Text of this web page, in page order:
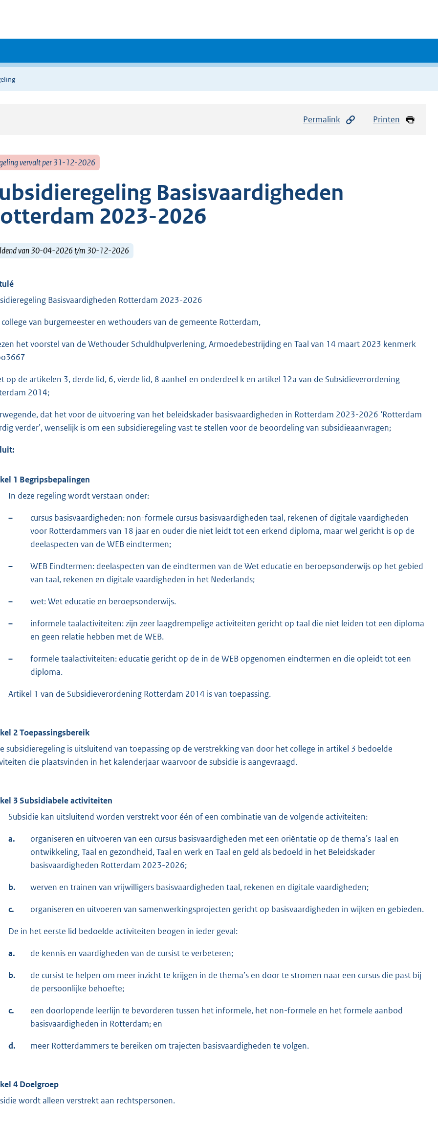
Permalink Printen
vervalt per 31-12-2026
Basisvaardigheden
2023-2026
van 30-04-2026 t/m 30-12-2026
Basisvaardigheden Rotterdam 2023-2026
van burgemeester en wethouders van de gemeente Rotterdam,
het voorstel van de Wethouder Schuldhulpverlening, Armoedebestrijding en Taal van 14 maart 2023 kenmerk
op de artikelen 3, derde lid, 6, vierde lid, 8 aanhef en onderdeel k en artikel 12a van de Subsidieverordening
2014;
dat het voor de uitvoering van het beleidskader basisvaardigheden in Rotterdam 2023-2026 ‘Rotterdam
verder’, wenselijk is om een subsidieregeling vast te stellen voor de beoordeling van subsidieaanvragen;
1 Begripsbepalingen
In deze regeling wordt verstaan onder:
–
cursus basisvaardigheden: non-formele cursus basisvaardigheden taal, rekenen of digitale vaardigheden
voor Rotterdammers van 18 jaar en ouder die niet leidt tot een erkend diploma, maar wel gericht is op de
deelaspecten van de WEB eindtermen;
–
WEB Eindtermen: deelaspecten van de eindtermen van de Wet educatie en beroepsonderwijs op het gebied
van taal, rekenen en digitale vaardigheden in het Nederlands;
– wet: Wet educatie en beroepsonderwijs.
–
informele taalactiviteiten: zijn zeer laagdrempelige activiteiten gericht op taal die niet leiden tot een diploma
en geen relatie hebben met de WEB.
–
formele taalactiviteiten: educatie gericht op de in de WEB opgenomen eindtermen en die opleidt tot een
diploma.
Artikel 1 van de Subsidieverordening Rotterdam 2014 is van toepassing.
2 Toepassingsbereik
subsidieregeling is uitsluitend van toepassing op de verstrekking van door het college in artikel 3 bedoelde
die plaatsvinden in het kalenderjaar waarvoor de subsidie is aangevraagd.
3 Subsidiabele activiteiten
Subsidie kan uitsluitend worden verstrekt voor één of een combinatie van de volgende activiteiten:
a.
organiseren en uitvoeren van een cursus basisvaardigheden met een oriëntatie op de thema’s Taal en
ontwikkeling, Taal en gezondheid, Taal en werk en Taal en geld als bedoeld in het Beleidskader
basisvaardigheden Rotterdam 2023-2026;
b. werven en trainen van vrijwilligers basisvaardigheden taal, rekenen en digitale vaardigheden;
c. organiseren en uitvoeren van samenwerkingsprojecten gericht op basisvaardigheden in wijken en gebieden.
De in het eerste lid bedoelde activiteiten beogen in ieder geval:
a. de kennis en vaardigheden van de cursist te verbeteren;
b.
de cursist te helpen om meer inzicht te krijgen in de thema’s en door te stromen naar een cursus die past bij
de persoonlijke behoefte;
c.
een doorlopende leerlijn te bevorderen tussen het informele, het non-formele en het formele aanbod
basisvaardigheden in Rotterdam; en
d. meer Rotterdammers te bereiken om trajecten basisvaardigheden te volgen.
4 Doelgroep
wordt alleen verstrekt aan rechtspersonen.